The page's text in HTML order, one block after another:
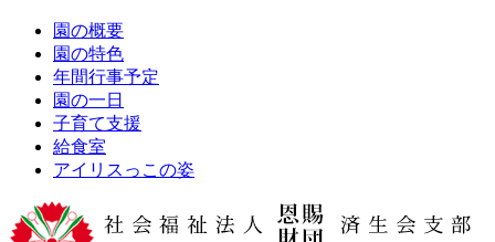
園の概要
園の特色
年間行事予定
園の一日
子育て支援
給食室
アイリスっこの姿